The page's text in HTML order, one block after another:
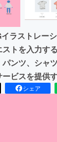
ラストレー
トを入力す
ンツ、シャ
ビスを提供す
シェア